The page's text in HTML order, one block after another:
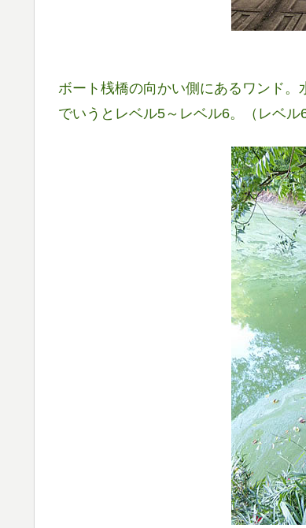
ボート桟橋の向かい側にあるワンド
でいうとレベル5～レベル6。（レベル6